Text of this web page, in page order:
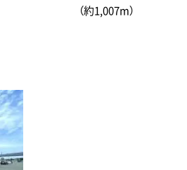
（約1,007m）